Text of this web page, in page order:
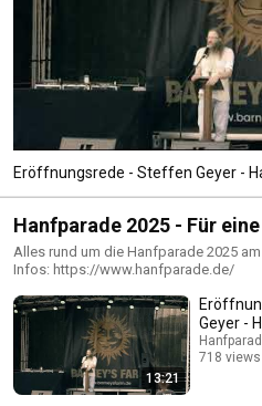
Eröffnungsrede - Steffen Geyer -
Hanfparade 2025 - Für
Repression
Alles rund um die Hanfparade 2025
Infos: https://www.hanfparade.de/
13:21
Geyer -
718 views